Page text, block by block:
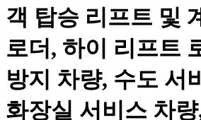
객 탑승 리프트 및
로더, 하이 리프트
방지 차량, 수도 서
화장실 서비스 차